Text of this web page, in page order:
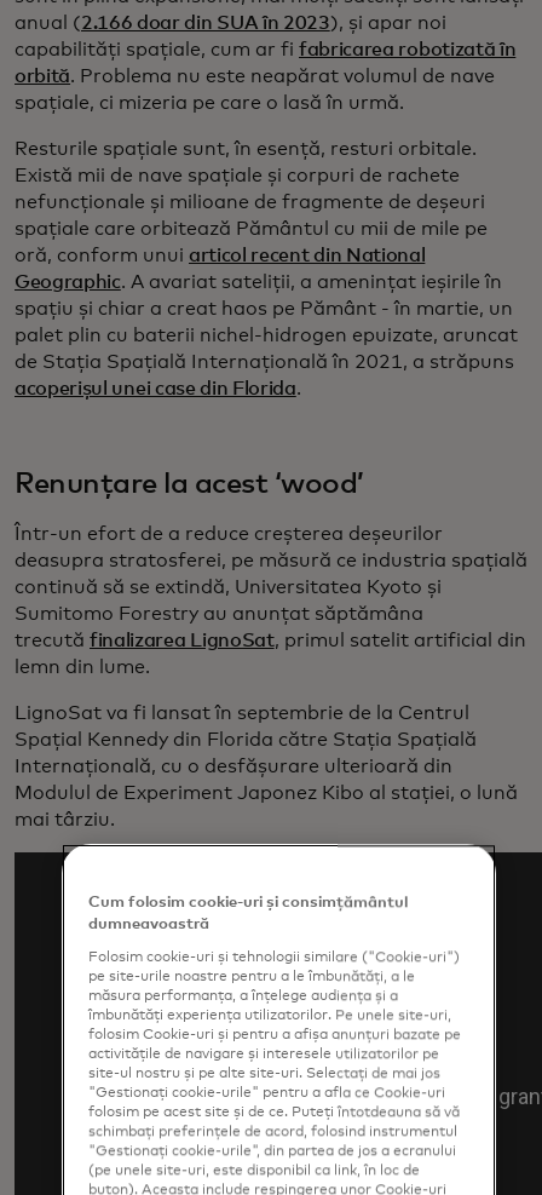
anual (2.166 doar din SUA în 2023), și apar noi
capabilități spațiale, cum ar fi fabricarea robotizată în
orbită. Problema nu este neapărat volumul de nave
spațiale, ci mizeria pe care o lasă în urmă.
Resturile spațiale sunt, în esență, resturi orbitale.
Există mii de nave spațiale și corpuri de rachete
nefuncționale și milioane de fragmente de deșeuri
spațiale care orbitează Pământul cu mii de mile pe
oră, conform unui articol recent din National
Geographic. A avariat sateliții, a amenințat ieșirile în
spațiu și chiar a creat haos pe Pământ - în martie, un
palet plin cu baterii nichel-hidrogen epuizate, aruncat
de Stația Spațială Internațională în 2021, a străpuns
acoperișul unei case din Florida.
Renunțare la acest ‘wood’
Într-un efort de a reduce creșterea deșeurilor
deasupra stratosferei, pe măsură ce industria spațială
continuă să se extindă, Universitatea Kyoto și
Sumitomo Forestry au anunțat săptămâna
trecută finalizarea LignoSat, primul satelit artificial din
lemn din lume.
LignoSat va fi lansat în septembrie de la Centrul
Spațial Kennedy din Florida către Stația Spațială
Internațională, cu o desfășurare ulterioară din
Modulul de Experiment Japonez Kibo al stației, o lună
mai târziu.
Cum folosim cookie-uri și consimțământul
dumneavoastră
Folosim cookie-uri și tehnologii similare ("Cookie-uri")
pe site-urile noastre pentru a le îmbunătăți, a le
măsura performanța, a înțelege audiența și a
îmbunătăți experiența utilizatorilor. Pe unele site-uri,
folosim Cookie-uri și pentru a afișa anunțuri bazate pe
activitățile de navigare și interesele utilizatorilor pe
site-ul nostru și pe alte site-uri. Selectați de mai jos
"Gestionați cookie-urile" pentru a afla ce Cookie-uri
folosim pe acest site și de ce. Puteți întotdeauna să vă
schimbați preferințele de acord, folosind instrumentul
"Gestionați cookie-urile", din partea de jos a ecranului
(pe unele site-uri, este disponibil ca link, în loc de
buton). Aceasta include respingerea unor Cookie-uri